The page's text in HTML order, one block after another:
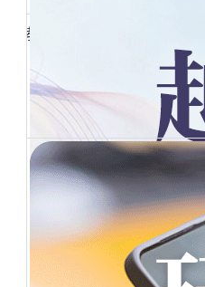
教育总动员